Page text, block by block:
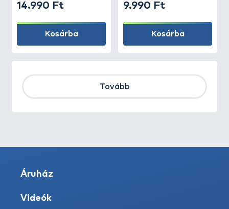
14.990 Ft
Kosárba
9.990 Ft
Kosárba
Tovább
Áruház
Videók